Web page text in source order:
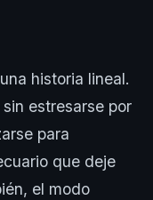
historia lineal.
estresarse por
para
que deje
el modo